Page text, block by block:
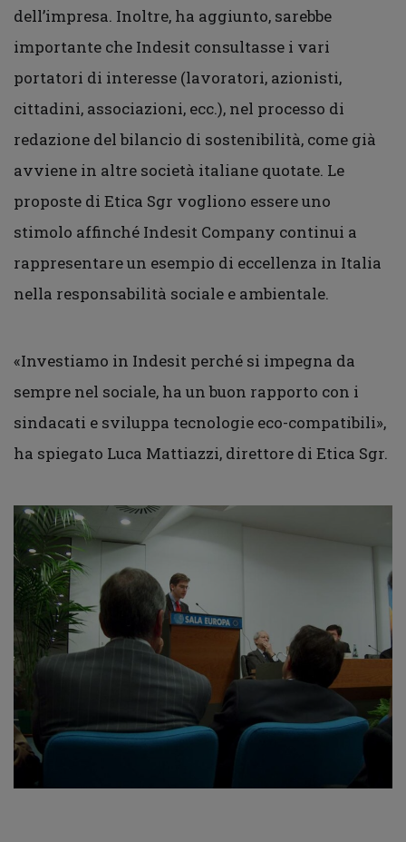
dell’impresa. Inoltre, ha aggiunto, sarebbe
importante che Indesit consultasse i vari
portatori di interesse (lavoratori, azionisti,
cittadini, associazioni, ecc.), nel processo di
redazione del bilancio di sostenibilità, come già
avviene in altre società italiane quotate. Le
proposte di Etica Sgr vogliono essere uno
stimolo affinché Indesit Company continui a
rappresentare un esempio di eccellenza in Italia
nella responsabilità sociale e ambientale.
«Investiamo in Indesit perché si impegna da
sempre nel sociale, ha un buon rapporto con i
sindacati e sviluppa tecnologie eco-compatibili»,
ha spiegato Luca Mattiazzi, direttore di Etica Sgr.